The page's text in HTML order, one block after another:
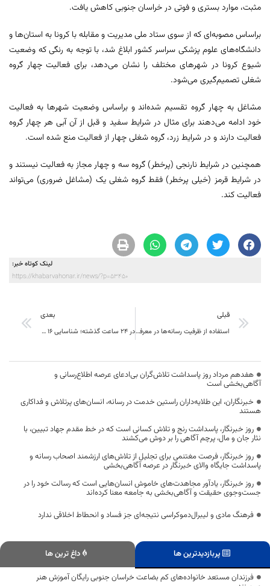
مثبت، موارد بستری و فوتی در خراسان جنوبی کاهش یافت.
براساس مصوبه‌ای که از سوی ستاد ملی مدیریت و مقابله با کرونا به استان‌ها و
دانشگاه‌های علوم پزشکی سراسر کشور ابلاغ شد، با توجه به رنگی که وضعیت
شیوع کرونا در شهرهای مختلف را نشان می‌دهد، برای فعالیت چهار گروه
شغلی تصمیم‌گیری می‌شود.
مشاغل به چهار گروه تقسیم شده‌اند و براساس وضعیت شهرها به فعالیت
خود ادامه می‌دهند برای مثال در شرایط سفید و قبل از آن آبی هر چهار گروه
فعالیت دارند و در شرایط زرد، گروه شغلی چهار از فعالیت منع شده است.
همچنین در شرایط نارنجی (پرخطر) گروه سه و چهار مجاز به فعالیت نیستند و
در شرایط قرمز (خیلی پرخطر) فقط گروه شغلی یک (مشاغل ضروری) می‌تواند
فعالیت کند.
لینک کوتاه خبر:
https://khabarvahonar.ir/news/?p=53450
قبلی
استفاده از ظرفیت رسانه‌ها در معرفی توانمندی‌های اقتصادی در خراسان جنوبی
بعدی
در 24 ساعت گذشته؛ شناسایی 16 بیمار جدید کرونا در خراسان جنوبی
هفدهم مرداد روز پاسداشت تلاش‌گران بی‌ادعای عرصه اطلاع‌رسانی و
آگاهی‌بخشی است
خبرنگاران، این طلایه‌داران راستین خدمت در رسانه، انسان‌های پرتلاش و فداکاری
هستند
روز خبرنگار، پاسداشت رنج و تلاش کسانی است که در خط مقدم جهاد تبیین، با
نثار جان و مال، پرچم آگاهی را بر دوش می‌کشند
روز خبرنگار، فرصت مغتنمی برای تجلیل از تلاش‌های ارزشمند اصحاب رسانه و
پاسداشت جایگاه والای خبرنگار در عرصه آگاهی‌بخشی
روز خبرنگار، یادآور مجاهدت‌های خاموش انسان‌هایی است که رسالت خود را در
جست‌وجوی حقیقت و آگاهی‌بخشی به جامعه معنا کرده‌اند
فرهنگ مادی و لیبرال‌دموکراسی نتیجه‌ای جز فساد و انحطاط اخلاقی ندارد
پربازدیدترین ها
داغ ترین ها
فرزندان مستعد خانواده‌های کم بضاعت خراسان جنوبی رایگان آموزش هنر